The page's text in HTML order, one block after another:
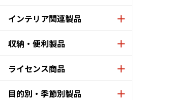
インテリア関連製品
収納・便利製品
ライセンス商品
目的別・季節別製品